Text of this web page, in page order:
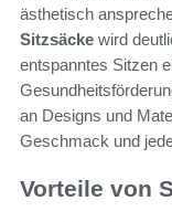
ästhetisch
Sitzsäcke wird
entspanntes Sitzen
an Designs und
Geschmack und
Vorteile von